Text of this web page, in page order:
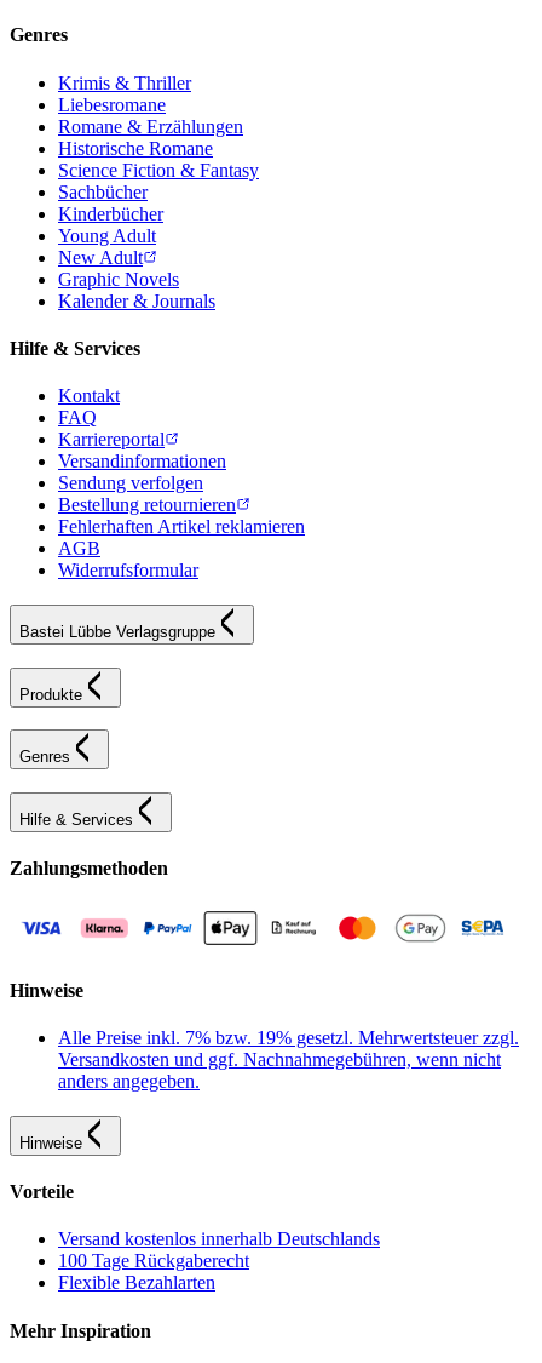
Genres
Krimis & Thriller
Liebesromane
Romane & Erzählungen
Historische Romane
Science Fiction & Fantasy
Sachbücher
Kinderbücher
Young Adult
New Adult
Graphic Novels
Kalender & Journals
Hilfe & Services
Kontakt
FAQ
Karriereportal
Versandinformationen
Sendung verfolgen
Bestellung retournieren
Fehlerhaften Artikel reklamieren
AGB
Widerrufsformular
Bastei Lübbe Verlagsgruppe
Produkte
Genres
Hilfe & Services
Zahlungsmethoden
Hinweise
Alle Preise inkl. 7% bzw. 19% gesetzl. Mehrwertsteuer zzgl.
Versandkosten und ggf. Nachnahmegebühren, wenn nicht
anders angegeben.
Hinweise
Vorteile
Versand kostenlos innerhalb Deutschlands
100 Tage Rückgaberecht
Flexible Bezahlarten
Mehr Inspiration